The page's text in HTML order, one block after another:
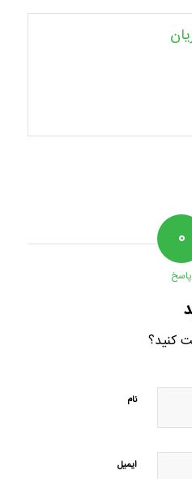
۰
پاسخ
کنید؟
نام
ایمیل